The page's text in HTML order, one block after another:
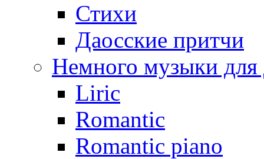
Стихи
Даосские притчи
Немного музыки
Liric
Romantic
Romantic piano